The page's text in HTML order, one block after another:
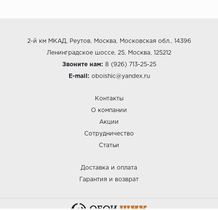
2-й км МКАД, Реутов, Москва, Московская обл., 14396
Ленинградское шоссе, 25, Москва, 125212
Звоните нам: 8 (926) 713-25-25
E-mail: oboishic@yandex.ru
Контакты
О компании
Акции
Сотрудничество
Статьи
Доставка и оплата
Гарантия и возврат